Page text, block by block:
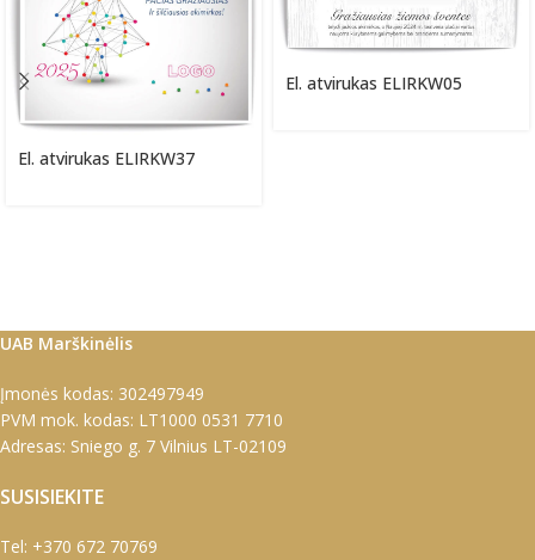
El. atvirukas ELIRKW37
El. atvirukas ELIRKW05
UAB Marškinėlis
Įmonės kodas: 302497949
PVM mok. kodas: LT1000 0531 7710
Adresas: Sniego g. 7 Vilnius LT-02109
SUSISIEKITE
Tel: +370 672 70769